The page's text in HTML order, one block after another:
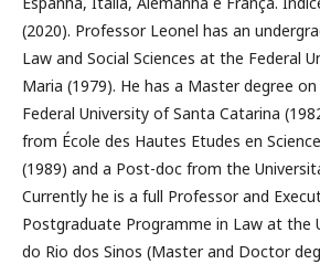
(2020). Professor Leonel has an
Law and Social Sciences at the Federal
Maria (1979). He has a Master degree
Federal University of Santa Catarina
from École des Hautes Etudes en
(1989) and a Post-doc from the
Currently he is a full Professor and
Postgraduate Programme in Law at the
do Rio dos Sinos (Master and Doctor